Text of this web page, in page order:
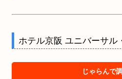
ホテル京阪 ユニバーサル
じゃらんで